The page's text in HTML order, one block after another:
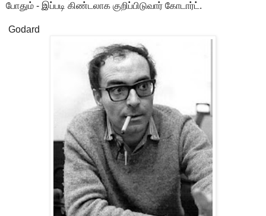
போதும் - இப்படி கிண்டலாக குறிப்பிடுவார் கோடார்ட்.
Godard